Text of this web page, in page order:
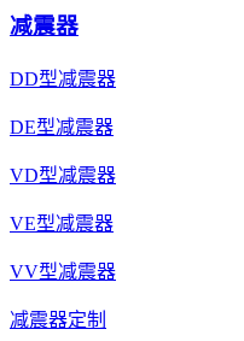
减震器
DD型减震器
DE型减震器
VD型减震器
VE型减震器
VV型减震器
减震器定制